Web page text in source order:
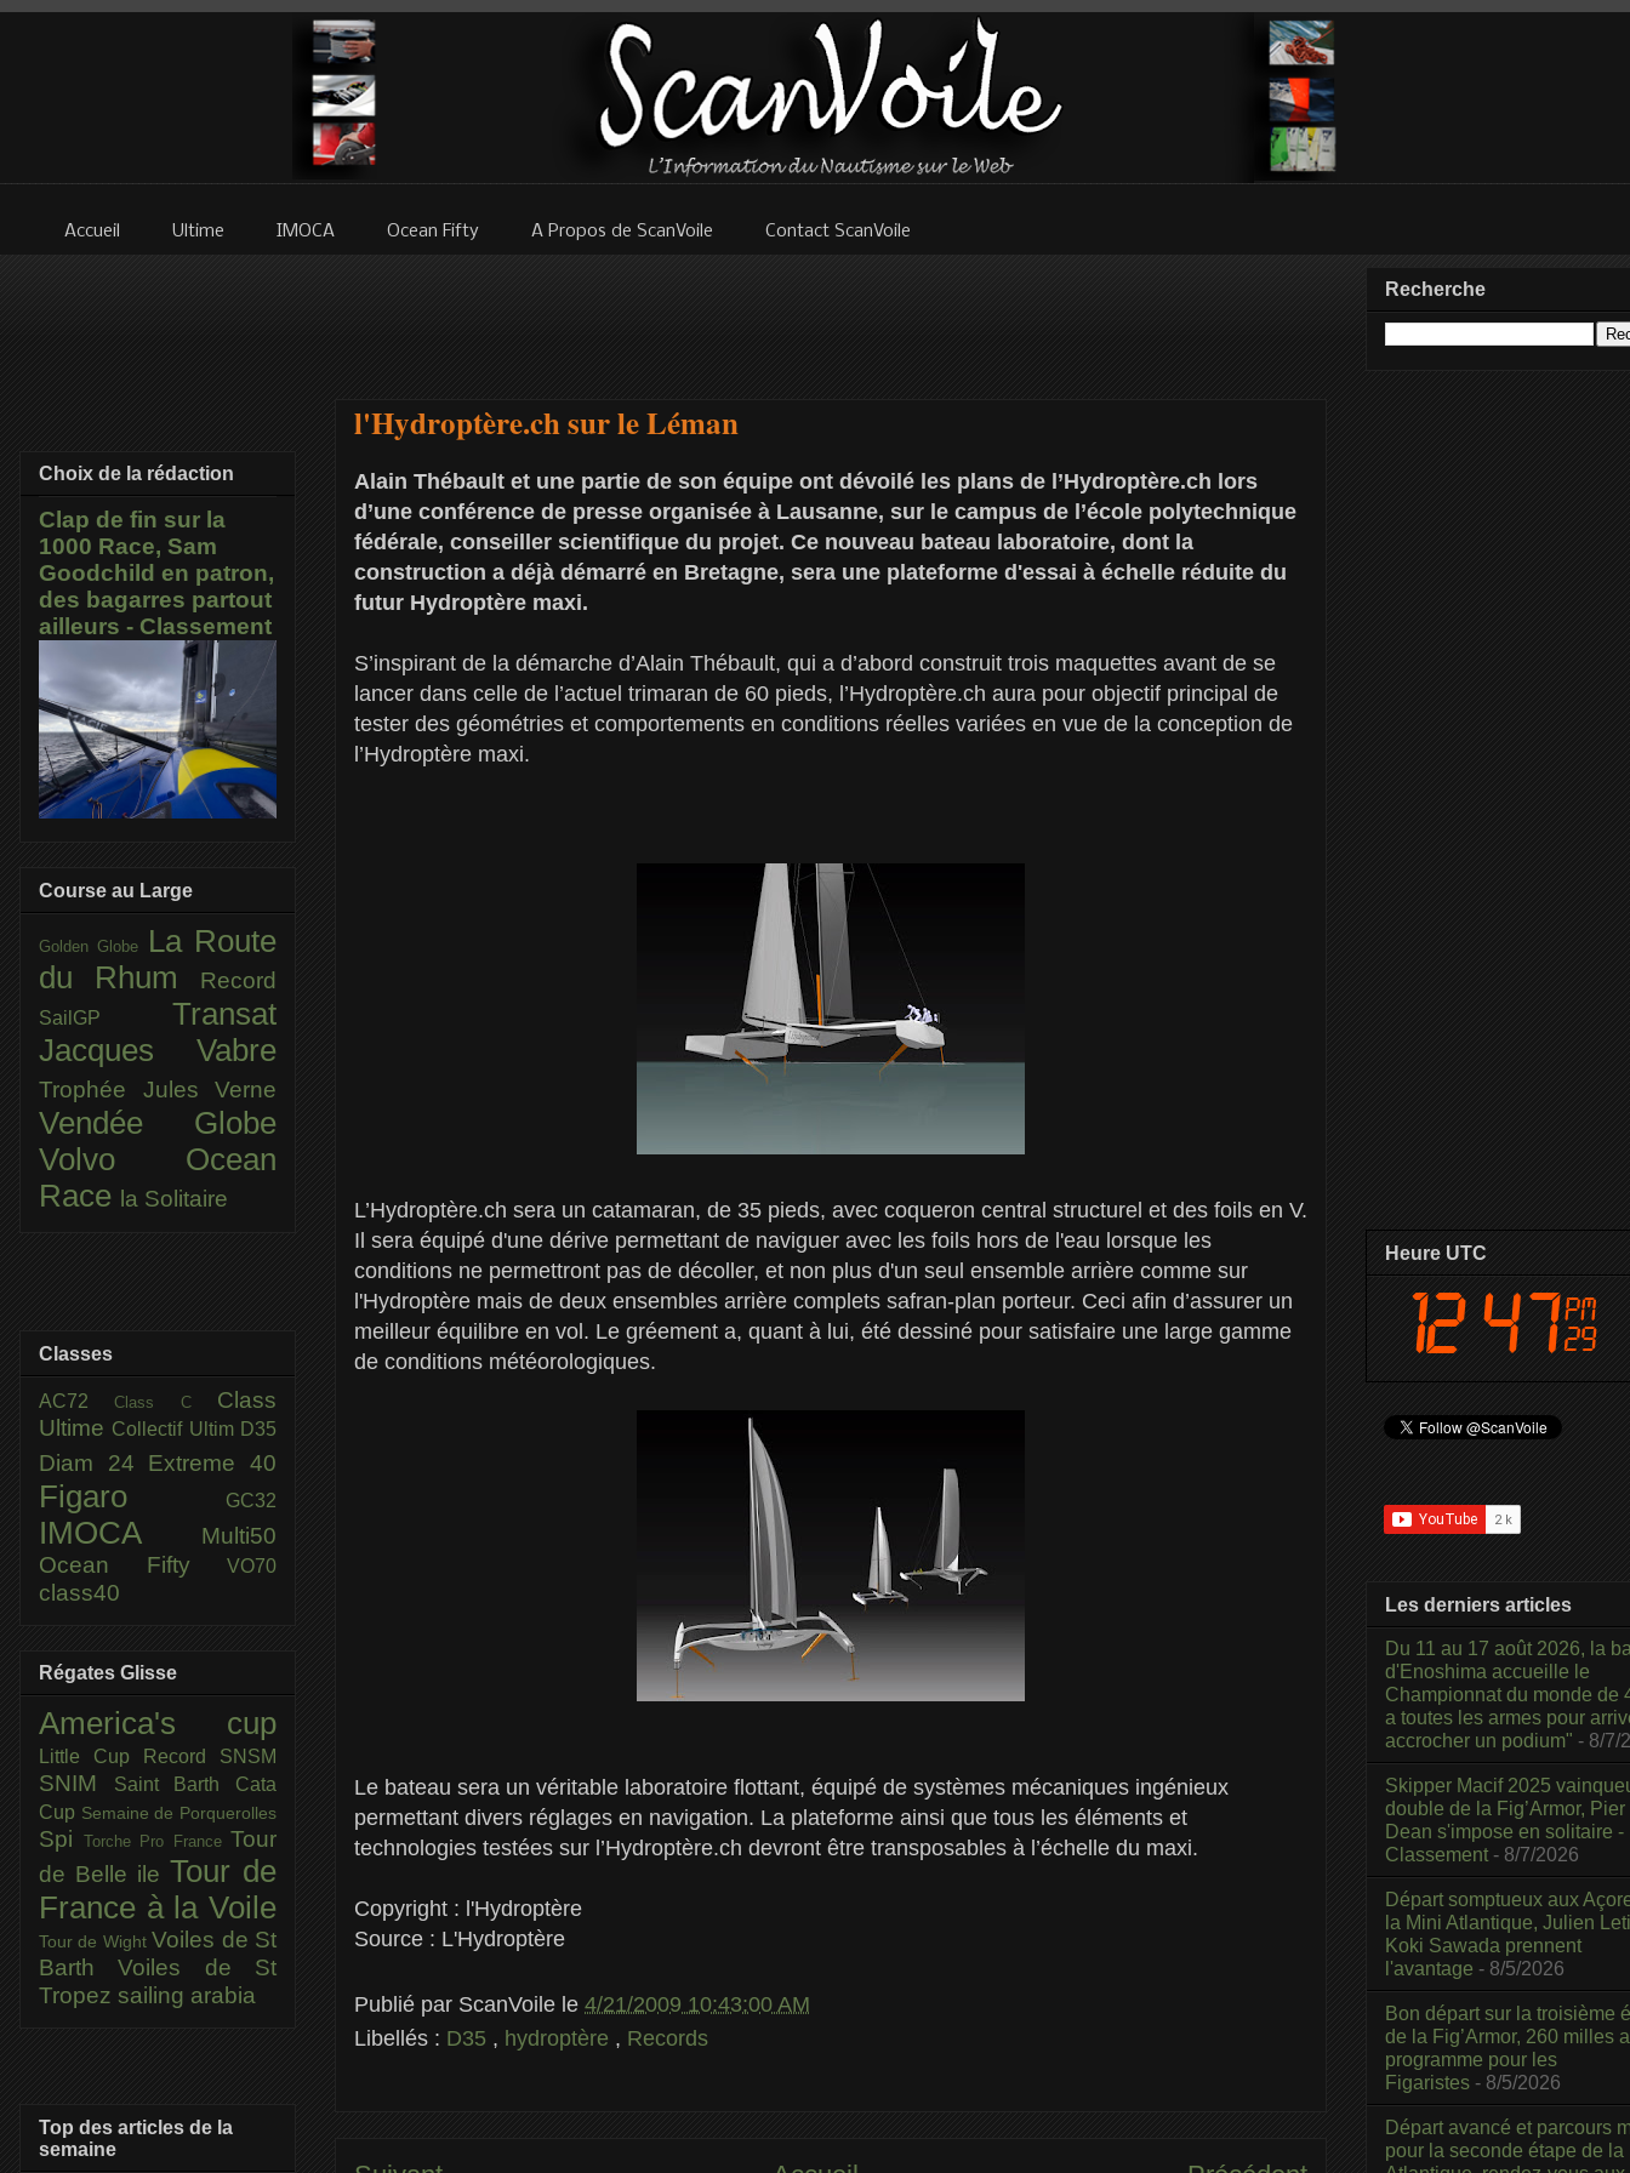
Accueil Ultime IMOCA Ocean Fifty A Propos de ScanVoile Contact ScanVoile
l'Hydroptère.ch sur le Léman
Alain Thébault et une partie de son équipe ont dévoilé les plans de l’Hydroptère.ch lors
d’une conférence de presse organisée à Lausanne, sur le campus de l’école polytechnique
fédérale, conseiller scientifique du projet. Ce nouveau bateau laboratoire, dont la
construction a déjà démarré en Bretagne, sera une plateforme d'essai à échelle réduite du
futur Hydroptère maxi.
S’inspirant de la démarche d’Alain Thébault, qui a d’abord construit trois maquettes avant de se
lancer dans celle de l’actuel trimaran de 60 pieds, l’Hydroptère.ch aura pour objectif principal de
tester des géométries et comportements en conditions réelles variées en vue de la conception de
l’Hydroptère maxi.
L’Hydroptère.ch sera un catamaran, de 35 pieds, avec coqueron central structurel et des foils en V.
Il sera équipé d'une dérive permettant de naviguer avec les foils hors de l'eau lorsque les
conditions ne permettront pas de décoller, et non plus d'un seul ensemble arrière comme sur
l'Hydroptère mais de deux ensembles arrière complets safran-plan porteur. Ceci afin d’assurer un
meilleur équilibre en vol. Le gréement a, quant à lui, été dessiné pour satisfaire une large gamme
de conditions météorologiques.
Le bateau sera un véritable laboratoire flottant, équipé de systèmes mécaniques ingénieux
permettant divers réglages en navigation. La plateforme ainsi que tous les éléments et
technologies testées sur l’Hydroptère.ch devront être transposables à l’échelle du maxi.
Copyright : l'Hydroptère
Source : L'Hydroptère
Publié par ScanVoile le 4/21/2009 10:43:00 AM
Libellés : D35 , hydroptère , Records
Choix de la rédaction
Clap de fin sur la
1000 Race, Sam
Goodchild en patron,
des bagarres partout
ailleurs - Classement
Course au Large
Golden Globe
La Route
du Rhum
Record
SailGP Transat
Jacques Vabre
Trophée Jules Verne
Vendée Globe
Volvo Ocean
Race la Solitaire
Classes
AC72Class C Class
Ultime Collectif Ultim D35
Diam 24 Extreme 40
Figaro GC32
IMOCA
Multi50
Ocean Fifty
VO70
class40
Régates Glisse
America's cup
Little Cup Record SNSM
SNIM
Saint Barth Cata
Cup Semaine de Porquerolles
Spi Torche Pro France Tour
de Belle ile Tour de
France à la Voile
Tour de Wight Voiles de St
BarthVoiles de St
Tropez sailing arabia
Top des articles de la
semaine
Recherche
Heure UTC
Les derniers articles
Du 11 au 17 août 2026, la
d'Enoshima accueille le
Championnat du monde de
a toutes les armes pour
accrocher un podium" - 8/7/
Skipper Macif 2025
double de la Fig’Armor,
Dean s'impose en solitaire -
Classement - 8/7/2026
Départ somptueux aux
la Mini Atlantique, Julien
Koki Sawada prennent
l'avantage - 8/5/2026
Bon départ sur la troisième
de la Fig’Armor, 260 milles
programme pour les
Figaristes - 8/5/2026
Départ avancé et parcours
pour la seconde étape de la